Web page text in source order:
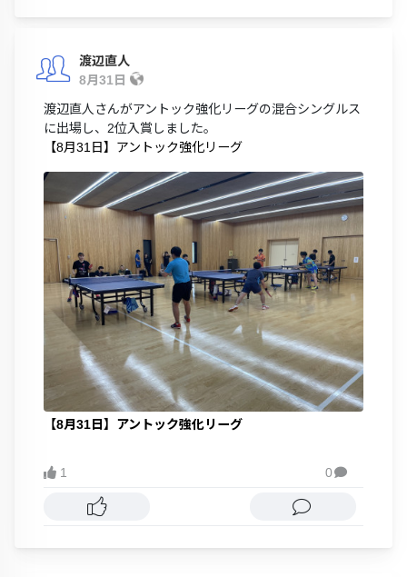
渡辺直人
8月31日
渡辺直人さんがアントック強化リーグの混合シングルス
に出場し、2位入賞しました。
【8月31日】アントック強化リーグ
【8月31日】アントック強化リーグ
1 0